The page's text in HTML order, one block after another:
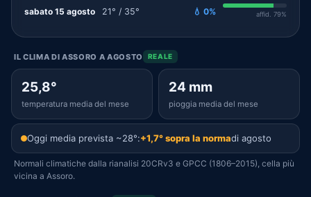
sabato 15 agosto 21° / 35° 💧 0% affid. 79%
IL CLIMA DI ASSORO A AGOSTO REALE
25,8°
temperatura media del mese
24 mm
pioggia media del mese
Oggi media prevista ~28°:+1,7° sopra la normadi agosto
Normali climatiche dalla rianalisi 20CRv3 e GPCC (1806–2015), cella più
vicina a Assoro.